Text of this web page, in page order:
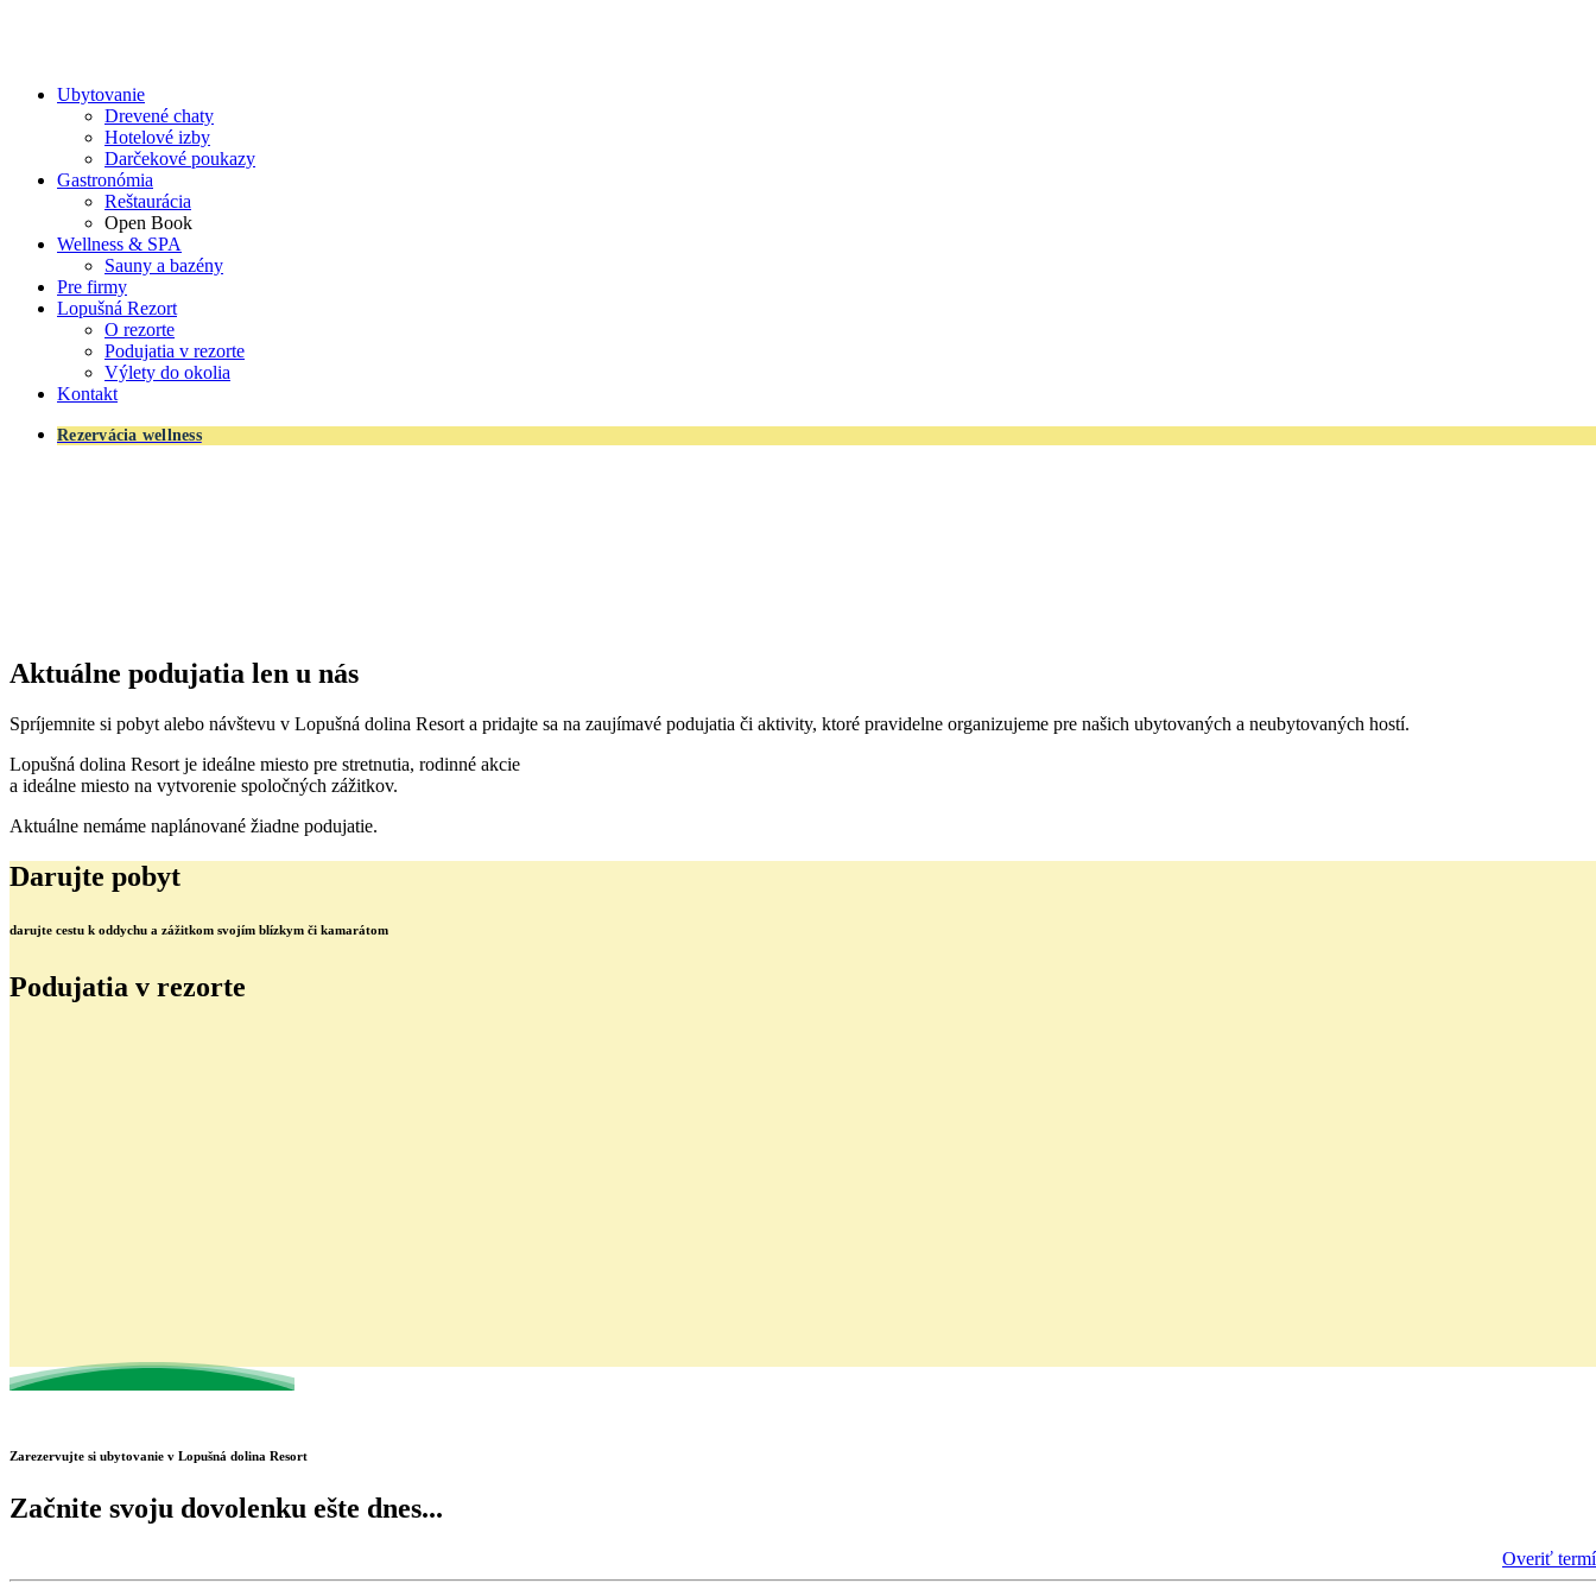
Ubytovanie
Drevené chaty
Hotelové izby
Darčekové poukazy
Gastronómia
Reštaurácia
Open Book
Wellness & SPA
Sauny a bazény
Pre firmy
Lopušná Rezort
O rezorte
Podujatia v rezorte
Výlety do okolia
Kontakt
Rezervácia wellness
Podujatia v rezorte
Aktuálne podujatia len u nás
Spríjemnite si pobyt alebo návštevu v Lopušná dolina Resort a pridajte sa na zaujímavé podujatia či aktivity, ktoré pravidelne organizujeme pre našich ubytovaných a neubytovaných hostí.
Lopušná dolina Resort je ideálne miesto pre stretnutia, rodinné akcie
a ideálne miesto na vytvorenie spoločných zážitkov.
Aktuálne nemáme naplánované žiadne podujatie.
Darujte pobyt
darujte cestu k oddychu a zážitkom svojím blízkym či kamarátom
Zarezervujte si ubytovanie v Lopušná dolina Resort
Začnite svoju dovolenku ešte dnes...
Overiť